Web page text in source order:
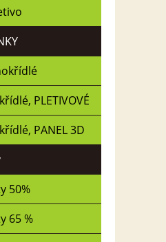
PLETIVOVÉ
PANEL 3D
50%
65 %